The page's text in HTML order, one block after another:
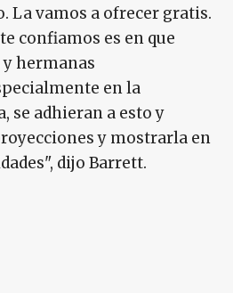
La vamos a ofrecer gratis.
confiamos es en que
hermanas
en la
se adhieran a esto y
y mostrarla en
dijo Barrett.